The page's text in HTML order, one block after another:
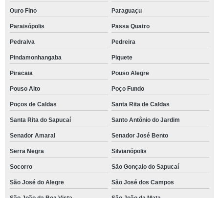
Ouro Fino Paraguaçu
Paraisópolis Passa Quatro
Pedralva Pedreira
Pindamonhangaba Piquete
Piracaia Pouso Alegre
Pouso Alto Poço Fundo
Poços de Caldas Santa Rita de Caldas
Santa Rita do Sapucaí Santo Antônio do Jardim
Senador Amaral Senador José Bento
Serra Negra Silvianópolis
Socorro São Gonçalo do Sapucaí
São José do Alegre São José dos Campos